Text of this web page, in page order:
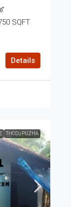
SQFT
Details
THODUPUZHA